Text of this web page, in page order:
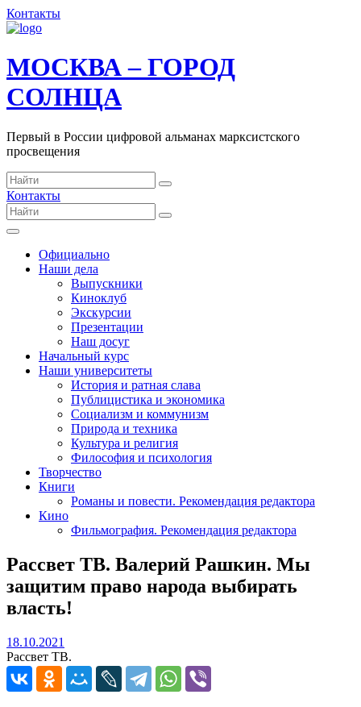
Контакты
МОСКВА – ГОРОД
СОЛНЦА
Первый в России цифровой альманах марксистского
просвещения
Контакты
Официально
Наши дела
Выпускники
Киноклуб
Экскурсии
Презентации
Наш досуг
Начальный курс
Наши университеты
История и ратная слава
Публицистика и экономика
Социализм и коммунизм
Природа и техника
Культура и религия
Философия и психология
Творчество
Книги
Романы и повести. Рекомендация редактора
Кино
Фильмография. Рекомендация редактора
Рассвет ТВ. Валерий Рашкин. Мы
защитим право народа выбирать
власть!
18.10.2021
Рассвет ТВ.